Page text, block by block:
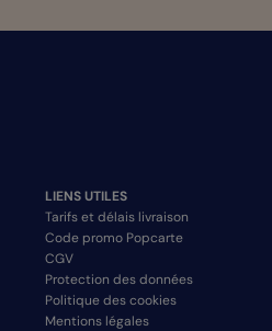
LIENS UTILES
Tarifs et délais livraison
Code promo Popcarte
CGV
Protection des données
Politique des cookies
Mentions légales